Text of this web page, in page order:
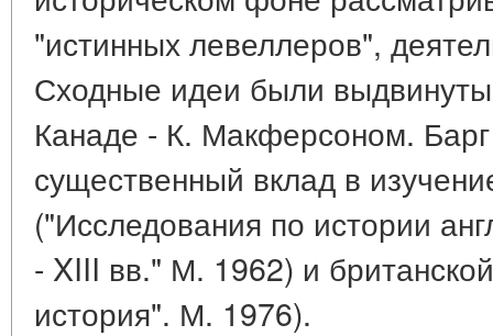
"истинных левеллеров",
Сходные идеи были
Канаде - К. Макферсоном.
существенный вклад в
("Исследования по истории
- XIII вв." М. 1962) и
история". М. 1976).